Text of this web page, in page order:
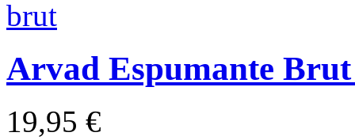
Arvad Espumante
19,95 €